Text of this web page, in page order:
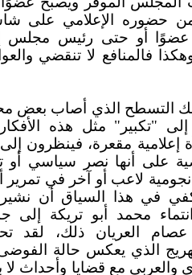
من حضوره الإعلامي على
عضوًا أو حتى رئيس مجلس
فالمنافع لا تنقضي
التسطح الذي أصاب بعض
إلى "تكبير" مثل هذه
مقعرة، فينظرون
على أنها نصر سياسي أو
نجومية لاعب أو آخر في تمرير
في هذا السياق أن
محمد أبو تريكة إلى
عصام العريان ذلك، لقد
الذي يعكس حالة
والعربي مع قضايا وأحداث لا